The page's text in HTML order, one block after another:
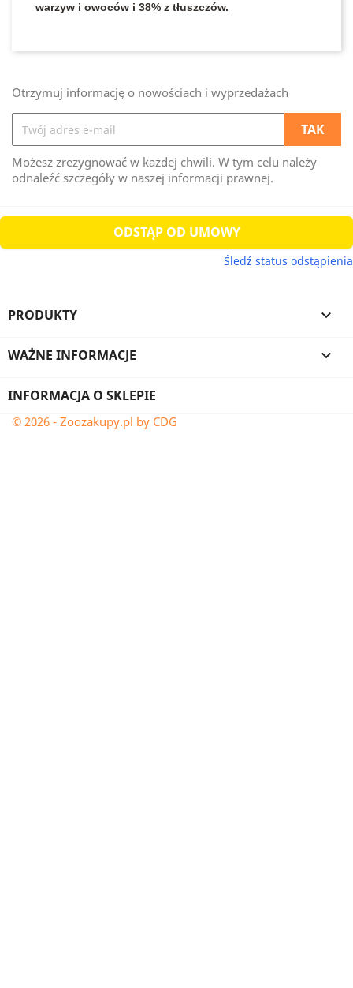
warzyw i owoców i 38% z tłuszczów.
Otrzymuj informację o nowościach i wyprzedażach
Możesz zrezygnować w każdej chwili. W tym celu należy
odnaleźć szczegóły w naszej informacji prawnej.
ODSTĄP OD UMOWY
Śledź status odstąpienia
PRODUKTY 
WAŻNE INFORMACJE 
INFORMACJA O SKLEPIE
© 2026 - Zoozakupy.pl by CDG